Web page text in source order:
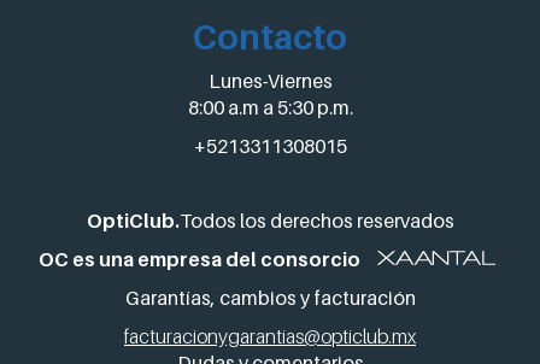
Contacto
Lunes-Viernes
8:00 a.m a 5:30 p.m.
+5213311308015
OptiClub.Todos los derechos reservados
OC es una empresa del consorcio
Garantías, cambios y facturación
facturacionygarantias@opticlub.mx